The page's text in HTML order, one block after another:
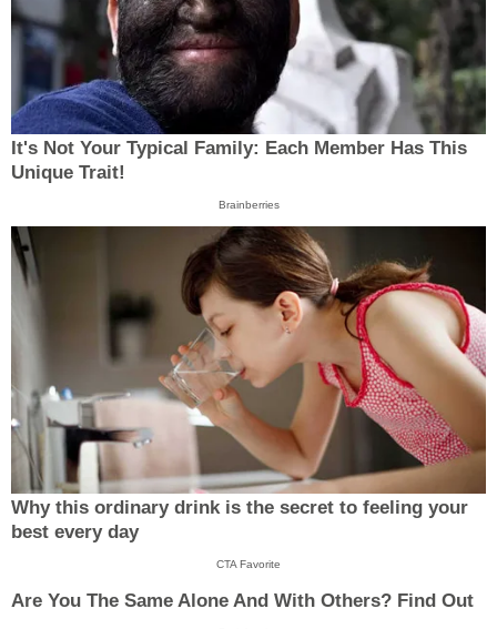
It's Not Your Typical Family: Each Member Has This
Unique Trait!
Brainberries
Why this ordinary drink is the secret to feeling your
best every day
CTA Favorite
Are You The Same Alone And With Others? Find Out